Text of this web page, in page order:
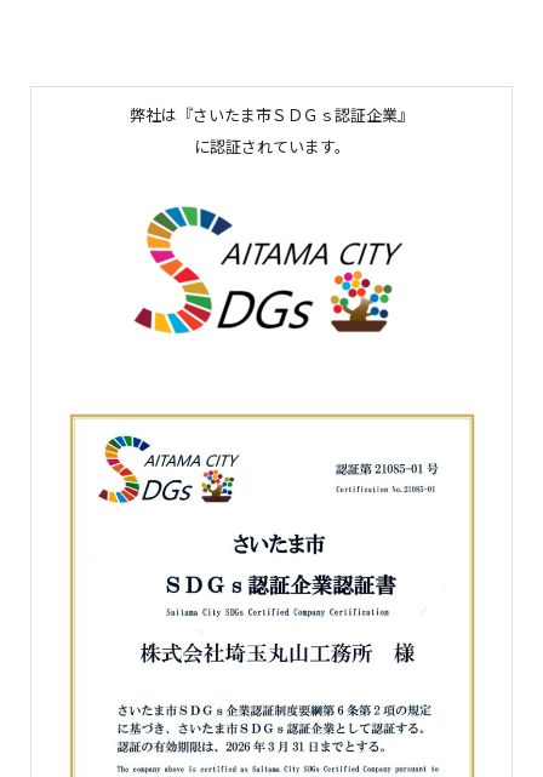
弊社は『さいたま市ＳＤＧｓ認証企業』
に認証されています。